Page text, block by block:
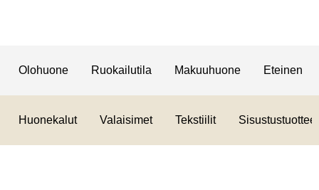
Olohuone Ruokailutila Makuuhuone Eteinen
Huonekalut Valaisimet Tekstiilit Sisustustuotteet